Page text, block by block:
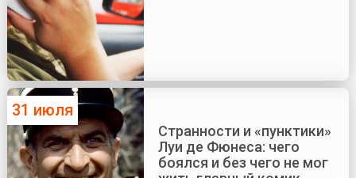
31 июля
Странности и «пунктики»
Луи де Фюнеса: чего
боялся и без чего не мог